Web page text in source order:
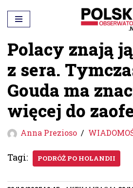
Przejdź
do
treści
Polacy znają
z sera.
Gouda ma
więcej do
Anna Prezioso
Tagi: PODRÓŻ PO HOLANDII